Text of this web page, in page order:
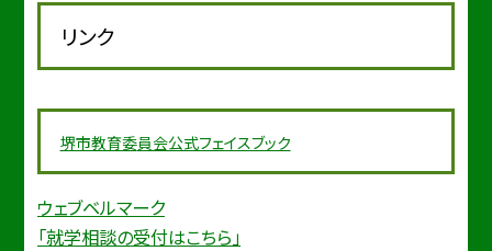
リンク
堺市教育委員会公式フェイスブック
ウェブベルマーク
「就学相談の受付はこちら」